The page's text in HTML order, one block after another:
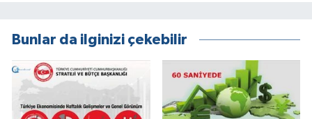
Bunlar da ilginizi çekebilir